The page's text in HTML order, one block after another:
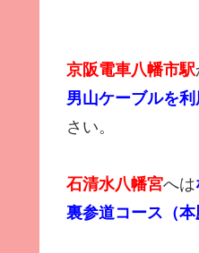
京阪電車八幡市駅
男山ケーブルを利
さい。
石清水八幡宮へは
裏参道コース（本